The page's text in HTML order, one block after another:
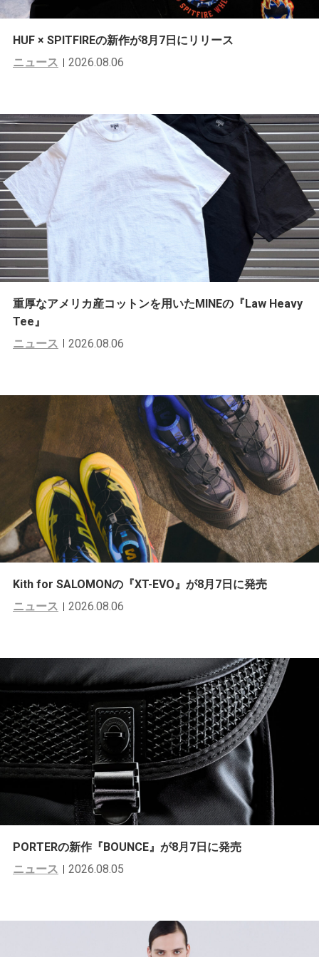
HUF × SPITFIREの新作が8月7日にリリース
ニュース
2026.08.06
重厚なアメリカ産コットンを用いたMINEの『Law Heavy
Tee』
ニュース
2026.08.06
Kith for SALOMONの『XT-EVO』が8月7日に発売
ニュース
2026.08.06
PORTERの新作『BOUNCE』が8月7日に発売
ニュース
2026.08.05